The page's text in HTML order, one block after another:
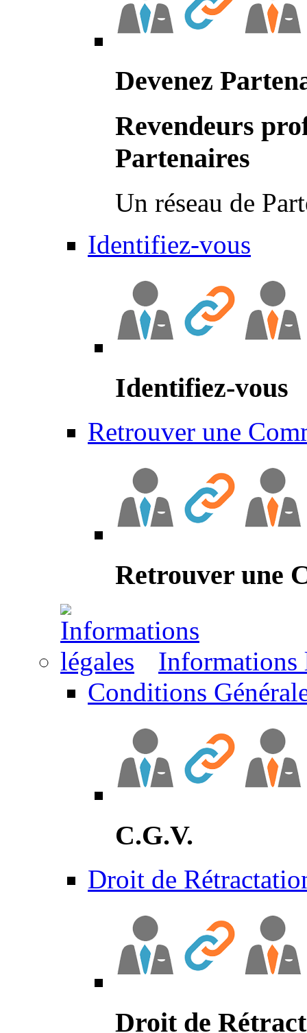
Devenez
Revendeurs
Partenaires
Un réseau de
Identifiez-vous
Identifiez-vous
Retrouver une
Retrouver une
Informations
Conditions
C.G.V.
Droit de
Droit de